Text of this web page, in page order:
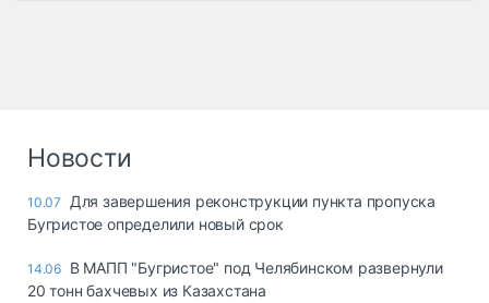
опасные грузы
страхование
Новости
10.07
Для завершения реконструкции пункта пропуска
Бугристое определили новый срок
14.06 В МАПП "Бугристое" под Челябинском развернули
20 тонн бахчевых из Казахстана